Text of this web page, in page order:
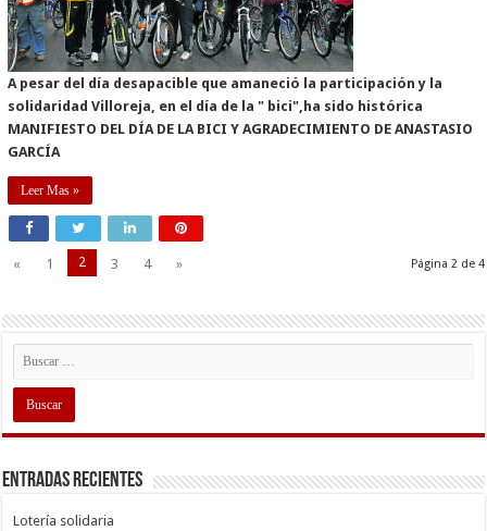
A pesar del día desapacible que amaneció la participación y la
solidaridad Villoreja, en el día de la " bici",ha sido histórica
MANIFIESTO DEL DÍA DE LA BICI Y AGRADECIMIENTO DE ANASTASIO
GARCÍA
Leer Mas »
Página 2 de 4
« 1 2 3 4 »
Entradas recientes
Lotería solidaria